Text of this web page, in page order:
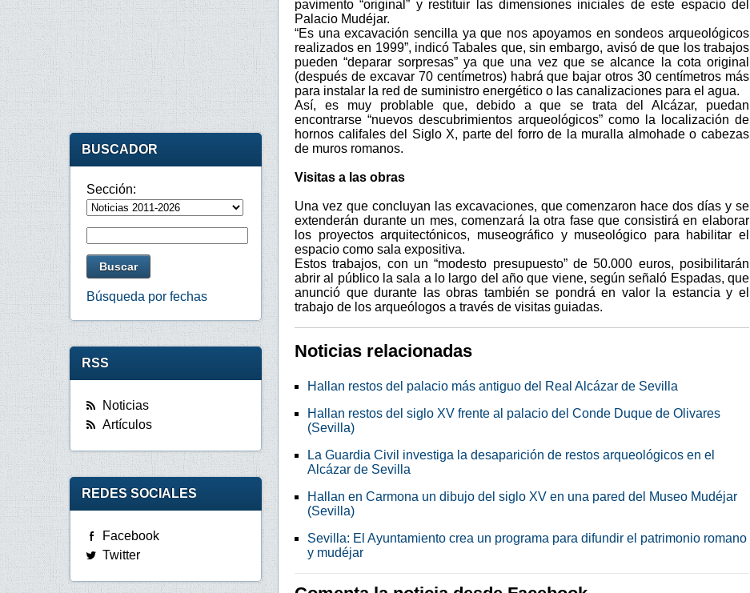
pavimento “original” y restituir las dimensiones iniciales de este espacio del
Palacio Mudéjar.
“Es una excavación sencilla ya que nos apoyamos en sondeos arqueológicos
realizados en 1999”, indicó Tabales que, sin embargo, avisó de que los trabajos
pueden “deparar sorpresas” ya que una vez que se alcance la cota original
(después de excavar 70 centímetros) habrá que bajar otros 30 centímetros más
para instalar la red de suministro energético o las canalizaciones para el agua.
Así, es muy problable que, debido a que se trata del Alcázar, puedan
encontrarse “nuevos descubrimientos arqueológicos” como la localización de
hornos califales del Siglo X, parte del forro de la muralla almohade o cabezas
de muros romanos.
Visitas a las obras
Una vez que concluyan las excavaciones, que comenzaron hace dos días y se
extenderán durante un mes, comenzará la otra fase que consistirá en elaborar
los proyectos arquitectónicos, museográfico y museológico para habilitar el
espacio como sala expositiva.
Estos trabajos, con un “modesto presupuesto” de 50.000 euros, posibilitarán
abrir al público la sala a lo largo del año que viene, según señaló Espadas, que
anunció que durante las obras también se pondrá en valor la estancia y el
trabajo de los arqueólogos a través de visitas guiadas.
Noticias relacionadas
Hallan restos del palacio más antiguo del Real Alcázar de Sevilla
Hallan restos del siglo XV frente al palacio del Conde Duque de Olivares
(Sevilla)
La Guardia Civil investiga la desaparición de restos arqueológicos en el
Alcázar de Sevilla
Hallan en Carmona un dibujo del siglo XV en una pared del Museo Mudéjar
(Sevilla)
Sevilla: El Ayuntamiento crea un programa para difundir el patrimonio romano
y mudéjar
BUSCADOR
Sección:
Búsqueda por fechas
RSS
Noticias
Artículos
REDES SOCIALES
Facebook
Twitter